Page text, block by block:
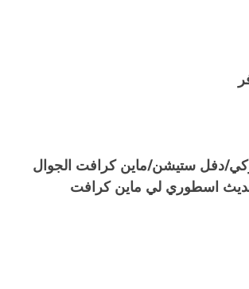
سبوكي/دفل ستيشن/ماين كرافت الجوال
اسطوري لي ماين كرافت